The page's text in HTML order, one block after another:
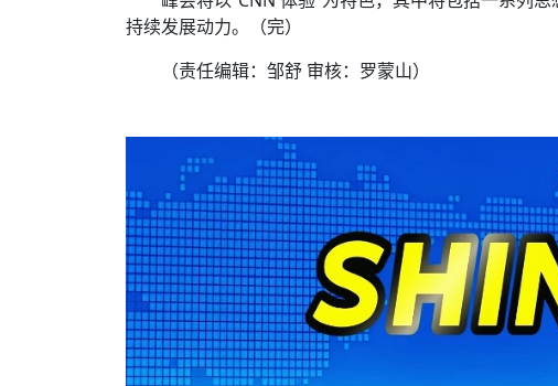
持续发展动力。（完）
（责任编辑：邹舒 审核：罗蒙山）